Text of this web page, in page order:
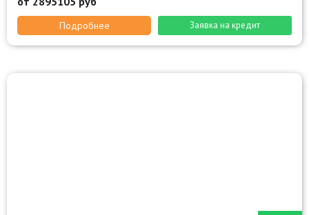
Подробнее Заявка на кредит